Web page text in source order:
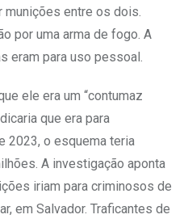
munições entre os dois.
por uma arma de fogo. A
eram para uso pessoal.
ele era um “contumaz
que era para
2023, o esquema teria
A investigação aponta
iriam para criminosos de
em Salvador. Traficantes de